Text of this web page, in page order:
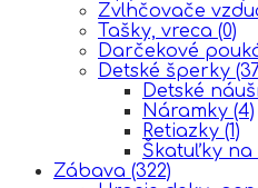
Zvlhčovače
Tašky, vreca (0)
Darčekové
Detské šperky
Detské
Náramky (4)
Retiazky (1)
Škatuľky
Zábava (322)